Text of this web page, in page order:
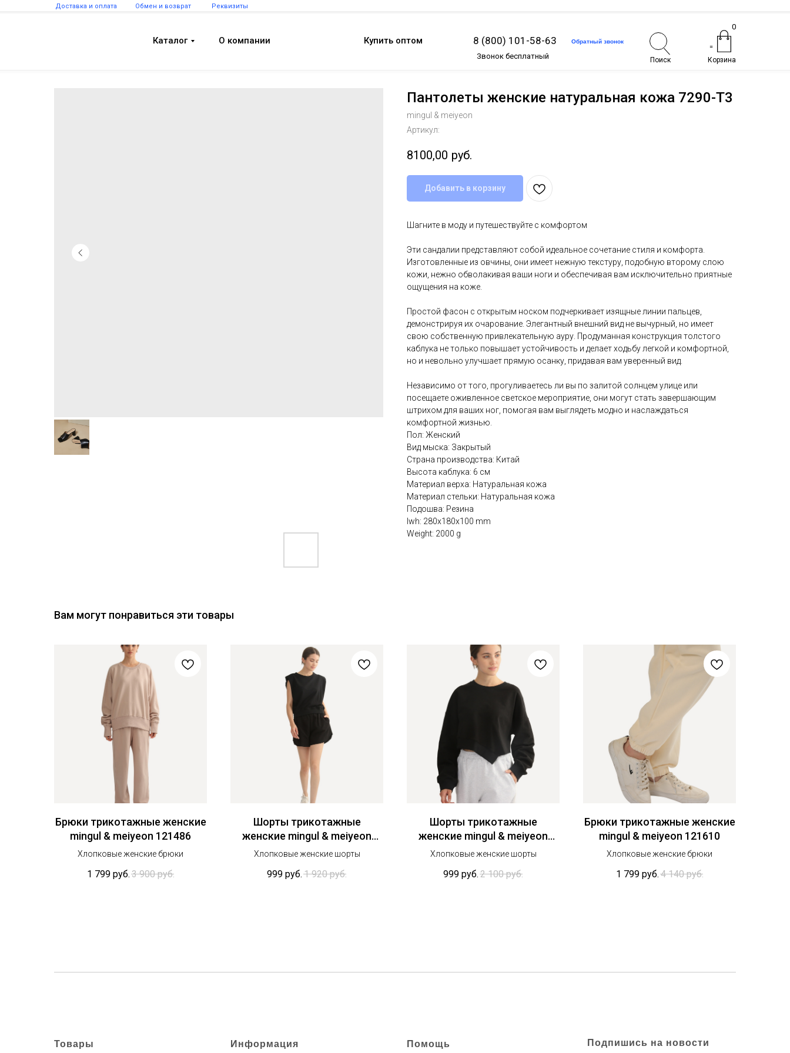
8 (800) 101-58-63
Звонок бесплатный
Каталог Купить оптом
О компании
Доставка и оплата Обмен и возврат Реквизиты
0
=
Обратный звонок
Поиск Корзина
Пантолеты женские натуральная кожа 7290-T3
mingul & meiyeon
Артикул:
8100,00 руб.
Добавить в корзину
Шагните в моду и путешествуйте с комфортом
Эти сандалии представляют собой идеальное сочетание стиля и комфорта.
Изготовленные из овчины, они имеет нежную текстуру, подобную второму слою
кожи, нежно обволакивая ваши ноги и обеспечивая вам исключительно приятные
ощущения на коже.
Простой фасон с открытым носком подчеркивает изящные линии пальцев,
демонстрируя их очарование. Элегантный внешний вид не вычурный, но имеет
свою собственную привлекательную ауру. Продуманная конструкция толстого
каблука не только повышает устойчивость и делает ходьбу легкой и комфортной,
но и невольно улучшает прямую осанку, придавая вам уверенный вид.
Независимо от того, прогуливаетесь ли вы по залитой солнцем улице или
посещаете оживленное светское мероприятие, они могут стать завершающим
штрихом для ваших ног, помогая вам выглядеть модно и наслаждаться
комфортной жизнью.
Пол: Женский
Вид мыска: Закрытый
Страна производства: Китай
Высота каблука: 6 см
Материал верха: Натуральная кожа
Материал стельки: Натуральная кожа
Подошва: Резина
lwh: 280x180x100 mm
Weight: 2000 g
Вам могут понравиться эти товары
Брюки трикотажные женские
mingul & meiyeon 121486
Хлопковые женские брюки
1 799 руб.3 900 руб.
Шорты трикотажные
женские mingul & meiyeon
123556
Хлопковые женские шорты
999 руб. 1 920 руб.
Шорты трикотажные
женские mingul & meiyeon
320885WKY
Хлопковые женские шорты
999 руб. 2 100 руб.
Брюки трикотажные женские
mingul & meiyeon 121610
Хлопковые женские брюки
1 799 руб.4 140 руб.
Товары Информация Помощь Подпишись на новости